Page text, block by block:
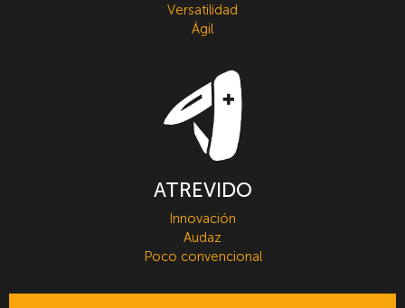
Versatilidad
Ágil
ATREVIDO
Innovación
Audaz
Poco convencional